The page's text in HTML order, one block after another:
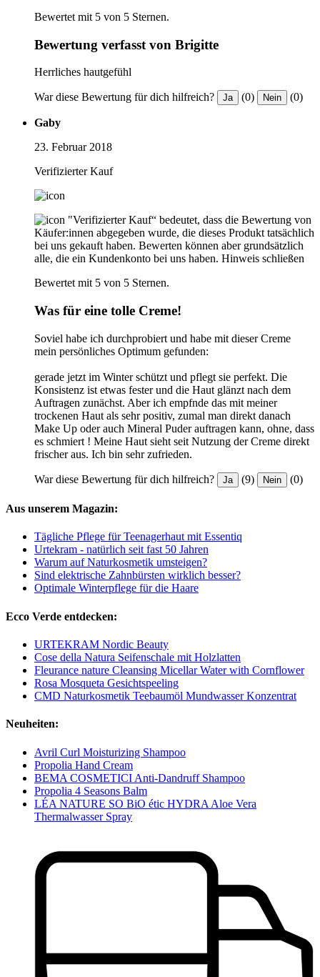
Bewertet mit 5 von 5 Sternen.
Bewertung verfasst von Brigitte
Herrliches hautgefühl
War diese Bewertung für dich hilfreich? Ja (0) Nein (0)
Gaby
23. Februar 2018
Verifizierter Kauf
"Verifizierter Kauf“ bedeutet, dass die Bewertung von
Käufer:innen abgegeben wurde, die dieses Produkt tatsächlich
bei uns gekauft haben. Bewerten können aber grundsätzlich
alle, die ein Kundenkonto bei uns haben. Hinweis schließen
Bewertet mit 5 von 5 Sternen.
Was für eine tolle Creme!
Soviel habe ich durchprobiert und habe mit dieser Creme
mein persönliches Optimum gefunden:
gerade jetzt im Winter schützt und pflegt sie perfekt. Die
Konsistenz ist etwas fester und die Haut glänzt nach dem
Auftragen zunächst. Aber ich empfnde das mit meiner
trockenen Haut als sehr positiv, zumal man direkt danach
Make Up oder auch Mineral Puder auftragen kann, ohne, dass
es schmiert ! Meine Haut sieht seit Nutzung der Creme direkt
frischer aus. Ich bin sehr zufrieden.
War diese Bewertung für dich hilfreich? Ja (9) Nein (0)
Aus unserem Magazin:
Tägliche Pflege für Teenagerhaut mit Essentiq
Urtekram - natürlich seit fast 50 Jahren
Warum auf Naturkosmetik umsteigen?
Sind elektrische Zahnbürsten wirklich besser?
Optimale Winterpflege für die Haare
Ecco Verde entdecken:
URTEKRAM Nordic Beauty
Cose della Natura Seifenschale mit Holzlatten
Fleurance nature Cleansing Micellar Water with Cornflower
Rosa Mosqueta Gesichtspeeling
CMD Naturkosmetik Teebaumöl Mundwasser Konzentrat
Neuheiten:
Avril Curl Moisturizing Shampoo
Propolia Hand Cream
BEMA COSMETICI Anti-Dandruff Shampoo
Propolia 4 Seasons Balm
LÉA NATURE SO BiO étic HYDRA Aloe Vera
Thermalwasser Spray